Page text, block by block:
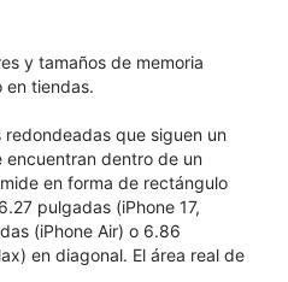
y tamaños de memoria
en tiendas.
que siguen un
dentro de un
en forma de rectángulo
pulgadas (iPhone 17,
(iPhone Air) o 6.86
en diagonal. El área real de